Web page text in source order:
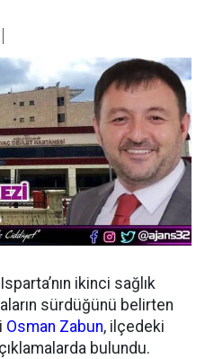
ikinci sağlık
sürdüğünü belirten
Osman Zabun, ilçedeki
bulundu.